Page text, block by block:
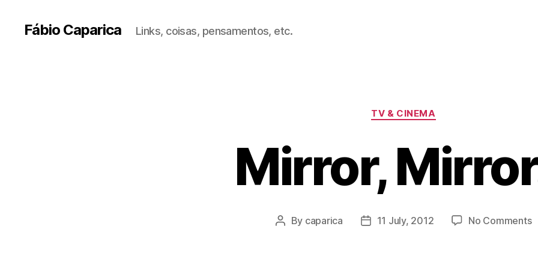
Fábio Caparica Links, coisas, pensamentos, etc.
Categories
TV & CINEMA
Mirror,
Post
By caparica
Post11 July, 2012 No Commentson